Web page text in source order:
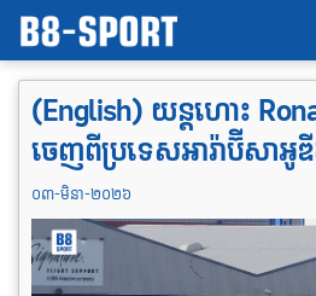
(English) យន្តហោះ
ចេញពីប្រទេសអារ៉ាប៊ីសាអូ
០៣-មិនា-២០២៦